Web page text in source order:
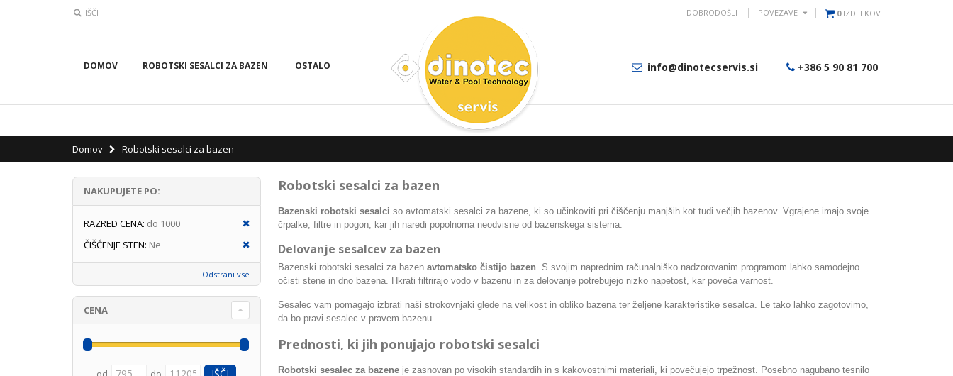
IŠČI 0 IZDELKOV
POVEZAVE
DOBRODOŠLI
DOMOV ROBOTSKI SESALCI ZA BAZEN OSTALO +386 5 90 81 700
info@dinotecservis.si
Domov Robotski sesalci za bazen
Robotski sesalci za bazen
Bazenski robotski sesalci so avtomatski sesalci za bazene, ki so učinkoviti pri čiščenju manjših kot tudi večjih bazenov. Vgrajene imajo svoje
črpalke, filtre in pogon, kar jih naredi popolnoma neodvisne od bazenskega sistema.
Delovanje sesalcev za bazen
Bazenski robotski sesalci za bazen avtomatsko čistijo bazen. S svojim naprednim računalniško nadzorovanim programom lahko samodejno
očisti stene in dno bazena. Hkrati filtrirajo vodo v bazenu in za delovanje potrebujejo nizko napetost, kar poveča varnost.
Sesalec vam pomagajo izbrati naši strokovnjaki glede na velikost in obliko bazena ter željene karakteristike sesalca. Le tako lahko zagotovimo,
da bo pravi sesalec v pravem bazenu.
Prednosti, ki jih ponujajo robotski sesalci
Robotski sesalec za bazeneje zasnovan po visokih standardih in s kakovostnimi materiali, ki povečujejo trpežnost. Posebno nagubano tesnilo
NAKUPUJETE PO:
RAZRED CENA: do 1000
ČIŠĆENJE STEN: Ne
Odstrani vse
CENA